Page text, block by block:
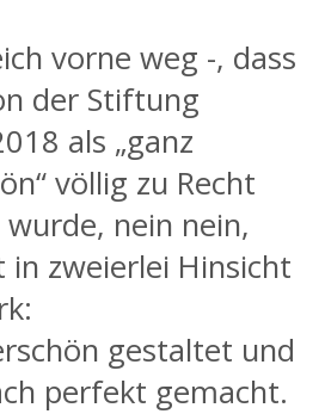
vorne weg -, dass
der Stiftung
als „ganz
völlig zu Recht
nein nein,
in zweierlei Hinsicht
gestaltet und
perfekt gemacht.